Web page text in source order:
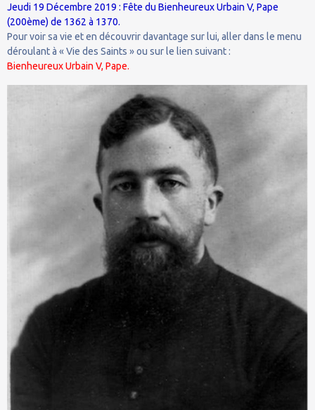
Jeudi 19 Décembre 2019 : Fête du Bienheureux Urbain V, Pape
(200ème) de 1362 à 1370.
Pour voir sa vie et en découvrir davantage sur lui, aller dans le menu
déroulant à « Vie des Saints » ou sur le lien suivant :
Bienheureux Urbain V, Pape.